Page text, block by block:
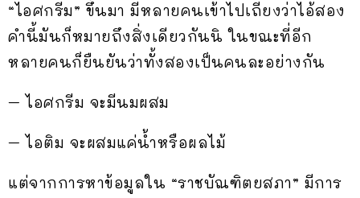
“ไอศกรีม” ขึ้นมา มีหลายคนเข้าไปเถียงว่าไอ้สอง
คำนี้มันก็หมายถึงสิ่งเดียวกันนิ ในขณะที่อีก
หลายคนก็ยืนยันว่าทั้งสองเป็นคนละอย่างกัน
– ไอศกรีม จะมีนมผสม
– ไอติม จะผสมแค่น้ำหรือผลไม้
แต่จากการหาข้อมูลใน “ราชบัณฑิตยสภา” มีการ